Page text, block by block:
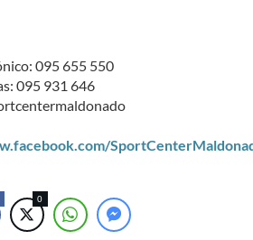
095 655 550
095 931 646
0